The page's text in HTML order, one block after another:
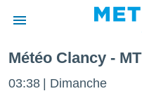
Météo Clancy - MT
03:38 Dimanche